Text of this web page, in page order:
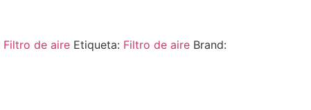
Filtro de aire Etiqueta: Filtro de aire Brand: